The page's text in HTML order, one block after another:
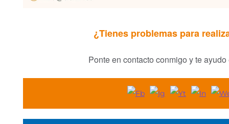
¿Tienes problemas para
Ponte en contacto conmigo y te